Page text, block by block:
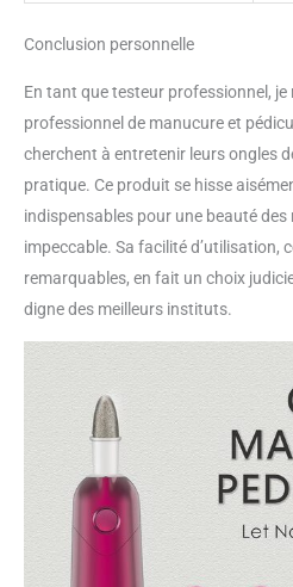
Conclusion personnelle
En tant que testeur professionnel,
professionnel de manucure et
cherchent à entretenir leurs ongles
pratique. Ce produit se hisse
indispensables pour une beauté des
impeccable. Sa facilité d’utilisation,
remarquables, en fait un choix
digne des meilleurs instituts.